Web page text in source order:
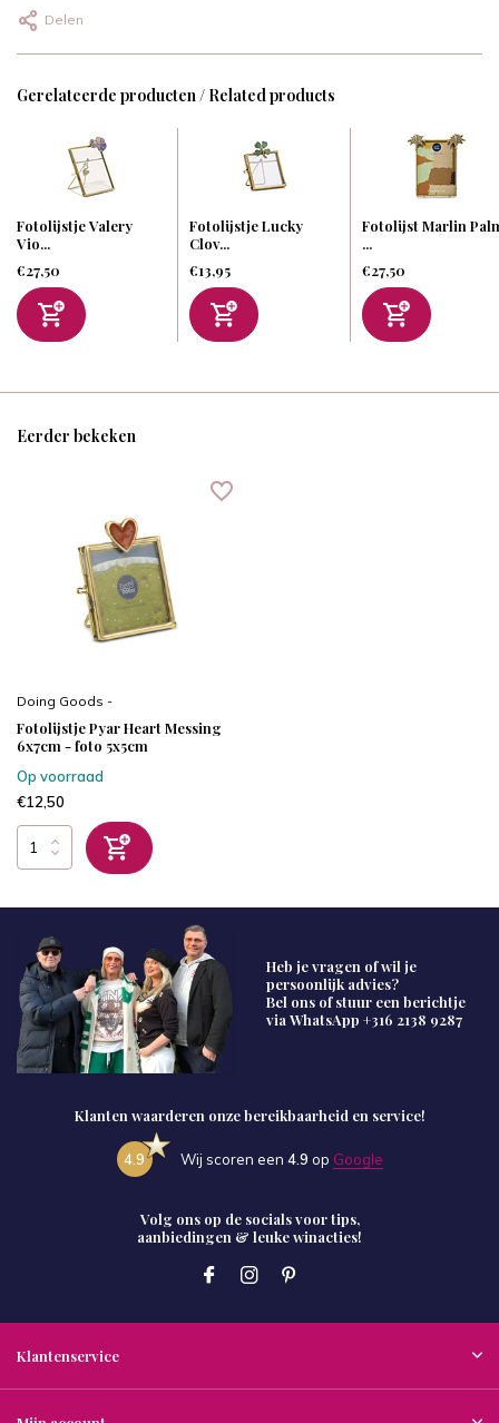
Delen
Gerelateerde producten / Related products
Fotolijstje Valery
Vio...
€27,50
Fotolijstje Lucky
Clov...
€13,95
Fotolijst Marlin
...
€27,50
Eerder bekeken
Doing Goods -
Fotolijstje Pyar Heart Messing
6x7cm - foto 5x5cm
Op voorraad
€12,50
Heb je vragen of wil je
persoonlijk advies?
Bel ons of stuur een berichtje
via WhatsApp +316 2138 9287
Klanten waarderen onze bereikbaarheid en service!
4.9 Wij scoren een 4.9 op Google
Volg ons op de socials voor tips,
aanbiedingen & leuke winacties!
Klantenservice